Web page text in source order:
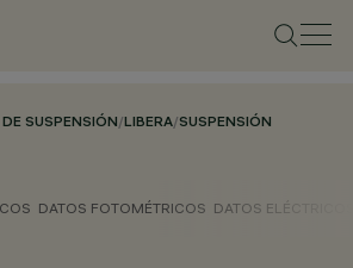
SUSPENSIÓN/LIBERA/SUSPENSIÓN
DATOS FOTOMÉTRICOS DATOS